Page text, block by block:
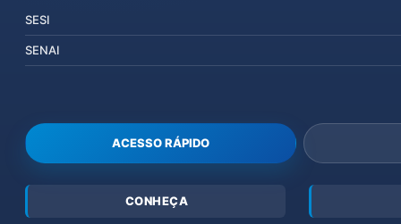
SESI
SENAI
ACESSO RÁPIDO
CONHEÇA